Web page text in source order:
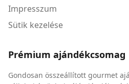
Impresszum
Sütik kezelése
Prémium ajándékcsomag
Gondosan összeállított gourmet